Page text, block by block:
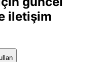
iletişim